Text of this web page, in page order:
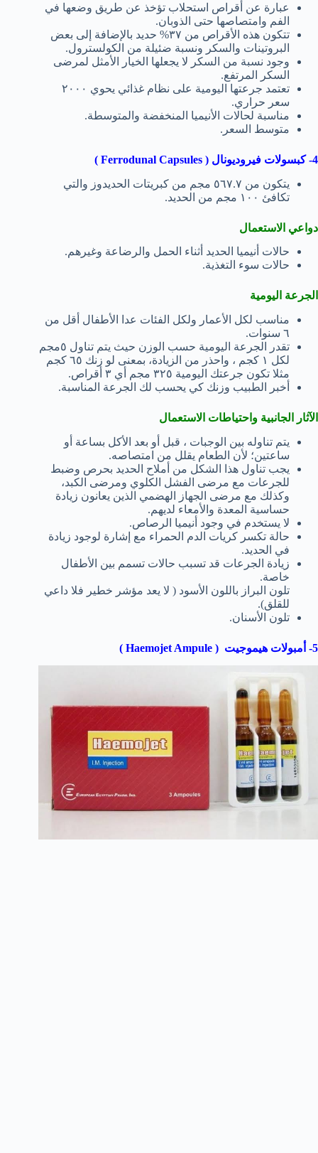
عبارة عن أقراص استحلاب تؤخذ عن طريق وضعها في
الفم وامتصاصها حتى الذوبان.
تتكون هذه الأقراص من ٣٧% حديد بالإضافة إلى بعض
البروتينات والسكر ونسبة ضئيلة من الكولسترول.
وجود نسبة من السكر لا يجعلها الخيار الأمثل لمرضى
السكر المرتفع.
تعتمد جرعتها اليومية على نظام غذائي يحوي ٢٠٠٠
سعر حراري.
مناسبة لحالات الأنيميا المنخفضة والمتوسطة.
متوسط السعر.
4- كبسولات فيروديونال ( Ferrodunal Capsules )
يتكون من ٥٦٧.٧ مجم من كبريتات الحديدوز والتي
تكافئ ١٠٠ مجم من الحديد.
دواعي الاستعمال
حالات أنيميا الحديد أثناء الحمل والرضاعة وغيرهم.
حالات سوء التغذية.
الجرعة اليومية
مناسب لكل الأعمار ولكل الفئات عدا الأطفال أقل من
٦ سنوات.
تقدر الجرعة اليومية حسب الوزن حيث يتم تناول ٥مجم
لكل ١ كجم ، واحذر من الزيادة، بمعنى لو زنك ٦٥ كجم
مثلا تكون جرعتك اليومية ٣٢٥ مجم أي ٣ أقراص.
أخبر الطبيب وزنك كي يحسب لك الجرعة المناسبة.
الآثار الجانبية واحتياطات الاستعمال
يتم تناوله بين الوجبات ، قبل أو بعد الأكل بساعة أو
ساعتين؛ لأن الطعام يقلل من امتصاصه.
يجب تناول هذا الشكل من أملاح الحديد بحرص وضبط
للجرعات مع مرضى الفشل الكلوي ومرضى الكبد،
وكذلك مع مرضى الجهاز الهضمي الذين يعانون زيادة
حساسية المعدة والأمعاء لديهم.
لا يستخدم في وجود أنيميا الرصاص.
حالة تكسر كريات الدم الحمراء مع إشارة لوجود زيادة
في الحديد.
زيادة الجرعات قد تسبب حالات تسمم بين الأطفال
خاصة.
تلون البراز باللون الأسود ( لا يعد مؤشر خطير فلا داعي
للقلق).
تلون الأسنان.
5- أمبولات هيموجيت ( Haemojet Ampule )